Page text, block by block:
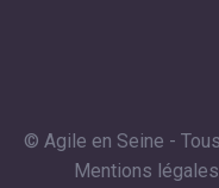
© Agile en Seine -
Mentions légales